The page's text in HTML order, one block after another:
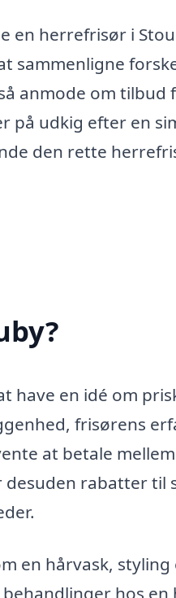
en herrefrisør i
sammenligne
anmode om tilbud
på udkig efter en
den rette
have en idé om
frisørens
at betale
rabatter til
en hårvask, styling
hos en